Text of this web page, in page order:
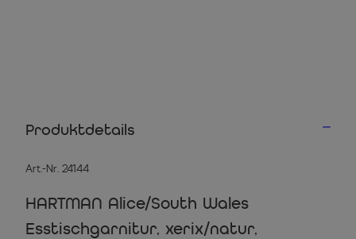
Produktdetails
Art.-Nr. 24144
HARTMAN Alice/South Wales
Esstischgarnitur, xerix/natur,